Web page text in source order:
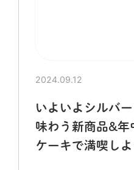
2024.09.12
いよいよシルバ
味わう新商品&年
ケーキで満喫しよ